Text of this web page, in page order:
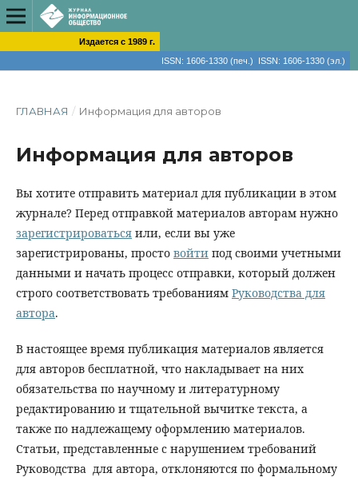
Издается с 1989 г.
ISSN: 1606-1330 (печ.) ISSN: 1606-1330 (эл.)
ГЛАВНАЯ / Информация для авторов
Информация для авторов
Вы хотите отправить материал для публикации в этом
журнале? Перед отправкой материалов авторам нужно
зарегистрироваться или, если вы уже
зарегистрированы, просто войти под своими учетными
данными и начать процесс отправки, который должен
строго соответствовать требованиям Руководства для
автора.
В настоящее время публикация материалов является
для авторов бесплатной, что накладывает на них
обязательства по научному и литературному
редактированию и тщательной вычитке текста, а
также по надлежащему оформлению материалов.
Статьи, представленные с нарушением требований
Руководства для автора, отклоняются по формальному